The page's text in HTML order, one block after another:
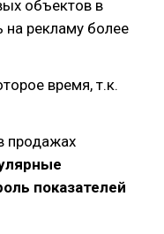
объектов в
на рекламу более
время, т.к.
продажах
показателей